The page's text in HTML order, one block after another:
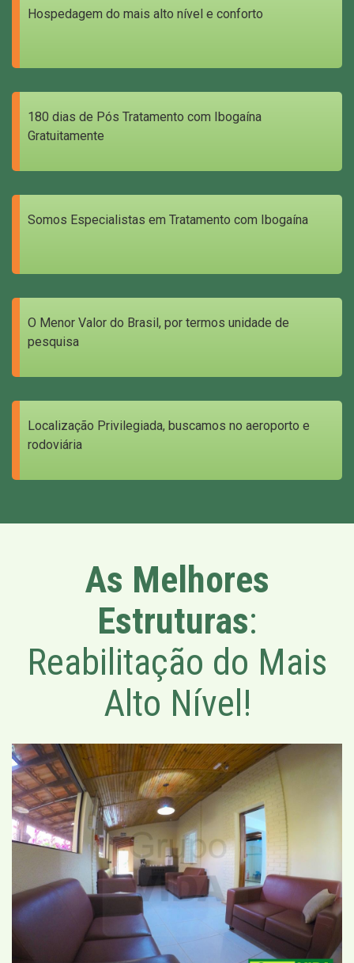
Hospedagem do mais alto nível e conforto
180 dias de Pós Tratamento com Ibogaína
Gratuitamente
Somos Especialistas em Tratamento com Ibogaína
O Menor Valor do Brasil, por termos unidade de
pesquisa
Localização Privilegiada, buscamos no aeroporto e
rodoviária
As Melhores
Estruturas:
Reabilitação do Mais
Alto Nível!